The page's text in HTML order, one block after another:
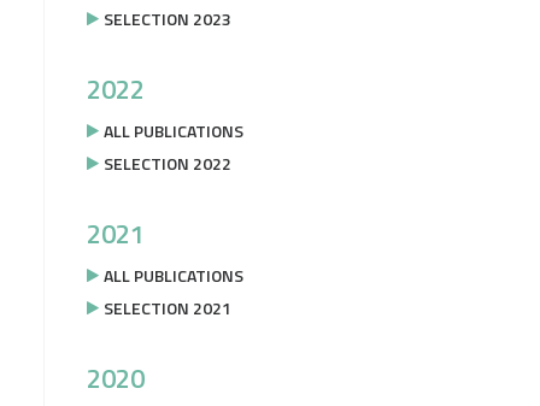
SELECTION 2023
2022
ALL PUBLICATIONS
SELECTION 2022
2021
ALL PUBLICATIONS
SELECTION 2021
2020